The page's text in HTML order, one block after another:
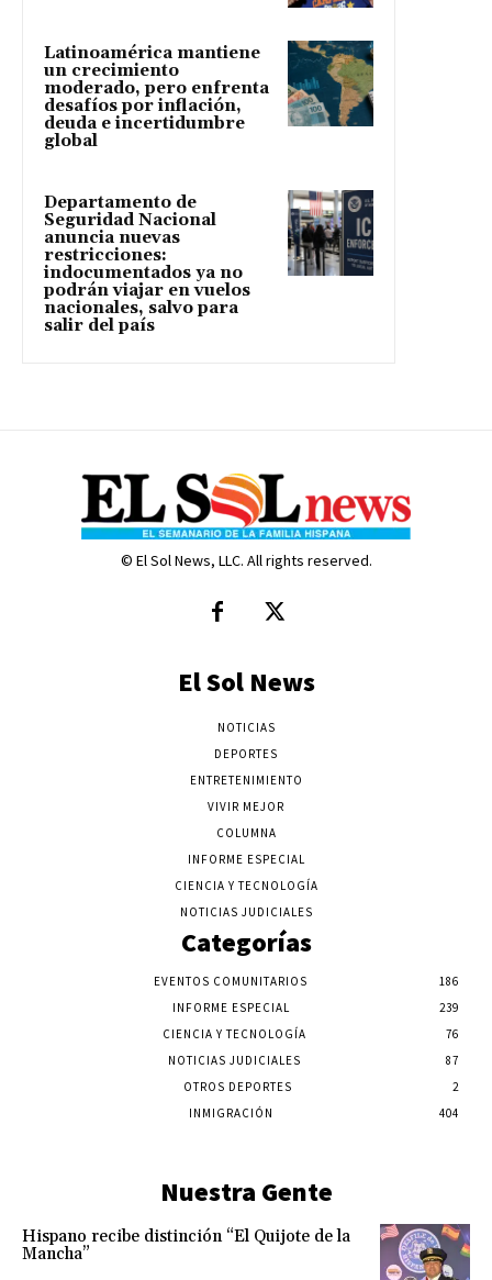
Latinoamérica mantiene
un crecimiento
moderado, pero enfrenta
desafíos por inflación,
deuda e incertidumbre
global
Departamento de
Seguridad Nacional
anuncia nuevas
restricciones:
indocumentados ya no
podrán viajar en vuelos
nacionales, salvo para
salir del país
© El Sol News, LLC. All rights reserved.
El Sol News
NOTICIAS
DEPORTES
ENTRETENIMIENTO
VIVIR MEJOR
COLUMNA
INFORME ESPECIAL
CIENCIA Y TECNOLOGÍA
NOTICIAS JUDICIALES
Categorías
EVENTOS COMUNITARIOS
186
INFORME ESPECIAL
239
CIENCIA Y TECNOLOGÍA
76
NOTICIAS JUDICIALES
87
OTROS DEPORTES
2
INMIGRACIÓN
404
Nuestra Gente
Hispano recibe distinción “El Quijote de la
Mancha”